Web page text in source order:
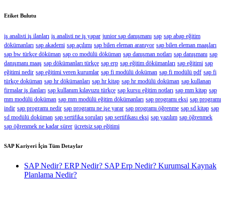
Etiket Bulutu
iş analisti iş ilanları iş analisti ne iş yapar junior sap danışmanı sap sap abap eğitim
dökümanları sap akademi sap açılımı sap bilen eleman aranıyor sap bilen eleman maaşları
sap bw türkçe döküman sap co modülü döküman sap danışman notları sap danışmanı sap
danışmanı maaş sap dökümanları türkçe sap erp sap eğitim dökümanları sap eğitimi sap
eğitimi nedir sap eğitimi veren kurumlar sap fi modülü doküman sap fi modülü pdf sap fi
türkçe doküman sap hr dökümanları sap hr kitap sap hr modülü doküman sap kullanan
firmalar iş ilanları sap kullanım kılavuzu türkçe sap kursu eğitim notları sap mm kitap sap
mm modülü doküman sap mm modülü eğitim dökümanları sap programı ekşi sap programı
indir sap programı nedir sap programı ne işe yarar sap programı öğrenme sap sd kitap sap
sd modülü doküman sap sertifika soruları sap sertifikası ekşi sap yazılım sap öğrenmek
sap öğrenmek ne kadar sürer ücretsiz sap eğitimi
SAP Kariyeri İçin Tüm Detaylar
SAP Nedir? ERP Nedir? SAP Erp Nedir? Kurumsal Kaynak
Planlama Nedir?